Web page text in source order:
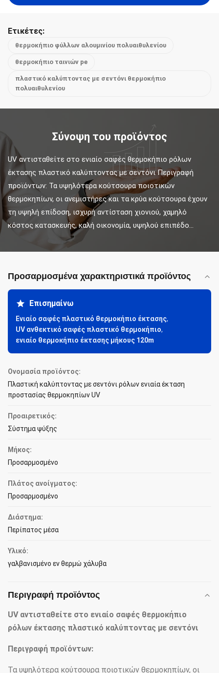
Ετικέτες:
θερμοκήπιο φύλλων αλουμινίου πολυαιθυλενίου
θερμοκήπιο ταινιών pe
πλαστικό καλύπτοντας με σεντόνι θερμοκήπιο
πολυαιθυλενίου
Σύνοψη του προϊόντος
UV αντισταθείτε στο ενιαίο σαφές θερμοκήπιο ρόλων
έκτασης πλαστικό καλύπτοντας με σεντόνι Περιγραφή
προϊόντων: Τα υψηλότερα κούτσουρα ποιοτικών
θερμοκηπίων, οι ανεμιστήρες και τα κρύα κούτσουρα έχουν
τη υψηλή επίδοση, ισχυρή αντίσταση χιονιού, χαμηλό
κόστος κατασκευής, καλή οικονομία, υψηλού επιπέδο...
Προσαρμοσμένα χαρακτηριστικά προϊόντος
Επισημαίνω
Ενιαίο σαφές πλαστικό θερμοκήπιο έκτασης,
UV ανθεκτικό σαφές πλαστικό θερμοκήπιο,
ενιαίο θερμοκήπιο έκτασης μήκους 120m
Ονομασία προϊόντος:
Πλαστική καλύπτοντας με σεντόνι ρόλων ενιαία έκταση
προστασίας θερμοκηπίων UV
Προαιρετικός:
Σύστημα ψύξης
Μήκος:
Προσαρμοσμένο
Πλάτος ανοίγματος:
Προσαρμοσμένο
Διάστημα:
Περίπατος μέσα
Υλικό:
γαλβανισμένο εν θερμώ χάλυβα
Περιγραφή προϊόντος
UV αντισταθείτε στο ενιαίο σαφές θερμοκήπιο
ρόλων έκτασης πλαστικό καλύπτοντας με σεντόνι
Περιγραφή προϊόντων:
Τα υψηλότερα κούτσουρα ποιοτικών θερμοκηπίων, οι